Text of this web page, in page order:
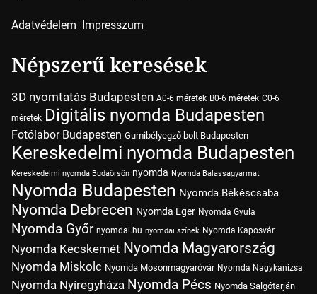
Adatvédelem Impresszum
Népszerű keresések
3D nyomtatás Budapesten A0-6 méretek B0-6 méretek C0-6
méretek Digitális nyomda Budapesten
Fotólabor Budapesten Gumibélyegző bolt Budapesten
Kereskedelmi nyomda Budapesten
Kereskedelmi nyomda Budaörsön nyomda Nyomda Balassagyarmat
Nyomda Budapesten Nyomda Békéscsaba
Nyomda Debrecen Nyomda Eger Nyomda Gyula
Nyomda Győr nyomdai.hu nyomdai színek Nyomda Kaposvár
Nyomda Kecskemét Nyomda Magyarország
Nyomda Miskolc Nyomda Mosonmagyaróvár Nyomda Nagykanizsa
Nyomda Nyíregyháza Nyomda Pécs Nyomda Salgótarján